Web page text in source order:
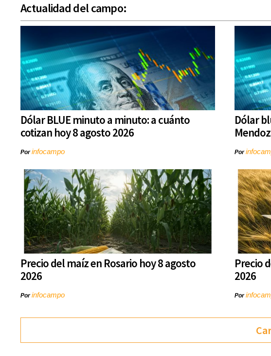
Actualidad del campo:
Dólar BLUE minuto a minuto: a cuánto
cotizan hoy 8 agosto 2026
Porinfocampo
Dólar
Por
Precio del maíz en Rosario hoy 8 agosto
2026
Porinfocampo
Precio
2026
Por